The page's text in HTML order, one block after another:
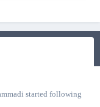
started following